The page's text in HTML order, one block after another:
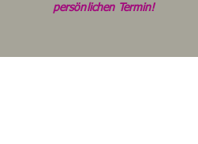
persönlichen Termin!